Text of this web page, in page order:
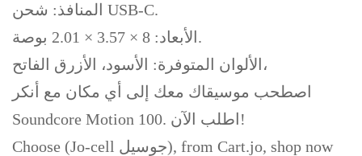
المنافذ: شحن USB-C.
الأبعاد: 8 × 3.57 × 2.01 بوصة.
الألوان المتوفرة: الأسود، الأزرق الفاتح،
اصطحب موسيقاك معك إلى أي مكان مع أنكر
Soundcore Motion 100. اطلب الآن!
Choose (Jo-cell جوسيل), from Cart.jo, shop now